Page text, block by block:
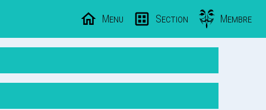
Menu Section Membre